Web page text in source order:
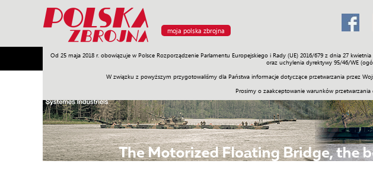
moja polska zbrojna
Od 25 maja 2018 r. obowiązuje w Polsce Rozporządzenie Parlamentu Europejskiego i Rady (UE) 2016/679 z dnia 27
oraz uchylenia dyrektywy 95/46/WE
W związku z powyższym przygotowaliśmy dla Państwa informacje dotyczące przetwarzania przez
Prosimy o zaakceptowanie warunków
Armia Poligon Sprzęt Misje Polityka Prawo Świat Społeczność